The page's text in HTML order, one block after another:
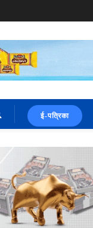
ई-पत्रिका